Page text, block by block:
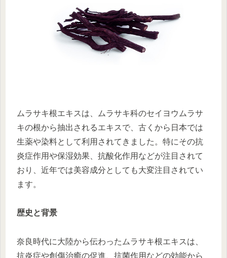
ムラサキ根エキスは、ムラサキ科のセイヨウムラサ
キの根から抽出されるエキスで、古くから日本では
生薬や染料として利用されてきました。特にその抗
炎症作用や保湿効果、抗酸化作用などが注目されて
おり、近年では美容成分としても大変注目されてい
ます。
歴史と背景
奈良時代に大陸から伝わったムラサキ根エキスは、
抗炎症や創傷治癒の促進、抗菌作用などの効能から